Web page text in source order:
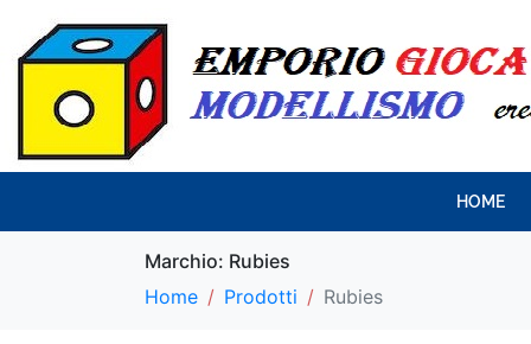
HOME
Marchio: Rubies
Home
Prodotti Rubies